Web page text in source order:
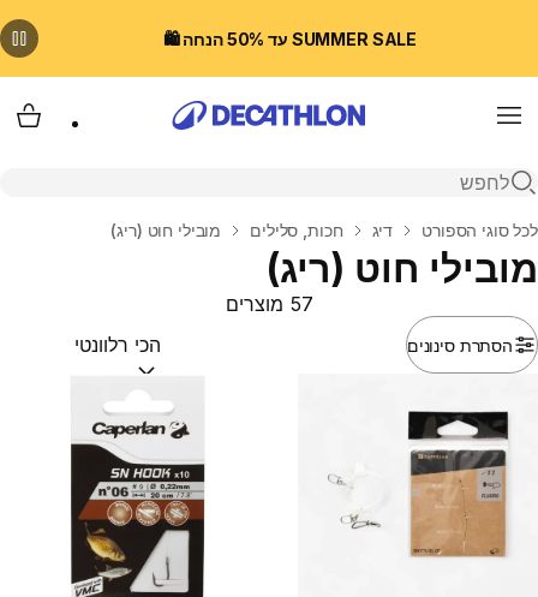
SUMMER SALE עד 50% הנחה 🛍️
Menu
פתיחת חיפוש
בית
לכל סוגי הספורט דיג חכות, סלילים מובילי חוט (ריג)
מובילי חוט (ריג)
הסתרת סינונים
57 מוצרים
מיין לפי:(optional)